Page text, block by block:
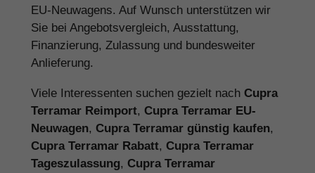
EU-Neuwagens. Auf Wunsch unterstützen wir
Sie bei Angebotsvergleich, Ausstattung,
Finanzierung, Zulassung und bundesweiter
Anlieferung.
Viele Interessenten suchen gezielt nach Cupra
Terramar Reimport, Cupra Terramar EU-
Neuwagen, Cupra Terramar günstig kaufen,
Cupra Terramar Rabatt, Cupra Terramar
Tageszulassung, Cupra Terramar